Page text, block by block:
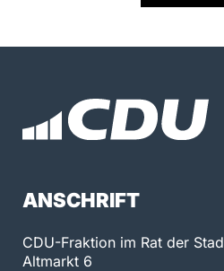
ANSCHRIFT
CDU-Fraktion im Rat der
Altmarkt 6